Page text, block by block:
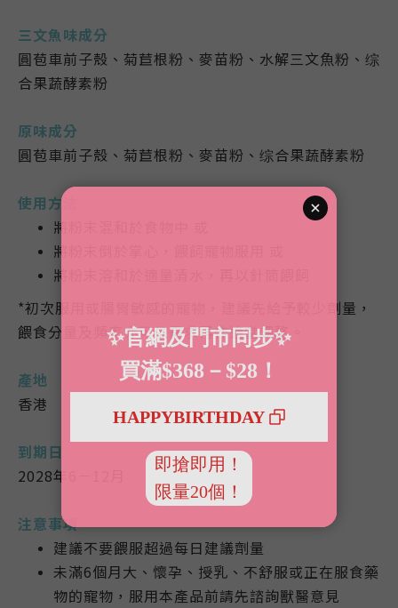
三文魚味成分
圓苞車前子殼、菊苣根粉、麥苗粉、水解三文魚粉、综
合果蔬酵素粉
原味成分
圓苞車前子殼、菊苣根粉、麥苗粉、综合果蔬酵素粉
使用方法
將粉末混和於食物中 或
將粉末倒於掌心，餵飼寵物服用 或
將粉末溶和於適量清水，再以針筒餵飼
*初次服用或腸胃敏感的寵物，建議先給予較少劑量，
餵食分量及頻率亦可依需求再作適當調整。
產地
香港
到期日
2028年6－12月
注意事項
建議不要餵服超過每日建議劑量
未滿6個月大、懷孕、授乳、不舒服或正在服食藥
物的寵物，服用本產品前請先諮詢獸醫意見